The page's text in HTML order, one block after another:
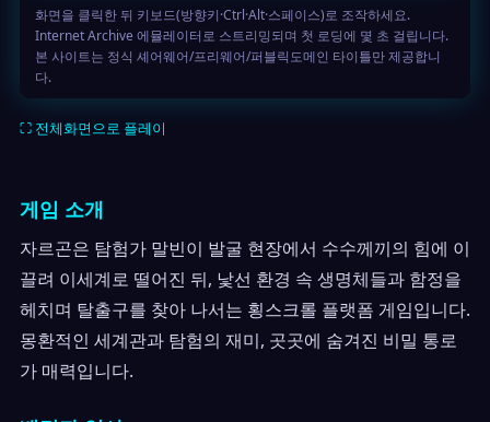
⛶ 전체화면으로 플레이
게임 소개
자르곤은 탐험가 말빈이 발굴 현장에서 수수께끼의 힘에 이
끌려 이세계로 떨어진 뒤, 낯선 환경 속 생명체들과 함정을
헤치며 탈출구를 찾아 나서는 횡스크롤 플랫폼 게임입니다.
몽환적인 세계관과 탐험의 재미, 곳곳에 숨겨진 비밀 통로
가 매력입니다.